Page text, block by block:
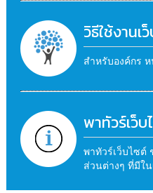
วิธีใช้งานเ
สำหรับองค์กร
พาทัวร์เว็บ
พาทัวร์เว็บไซต์
ส่วนต่างๆ ที่มีใ